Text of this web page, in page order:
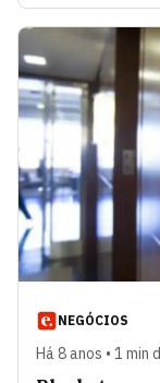
NEGÓCIOS
Há 8 anos • 1 min